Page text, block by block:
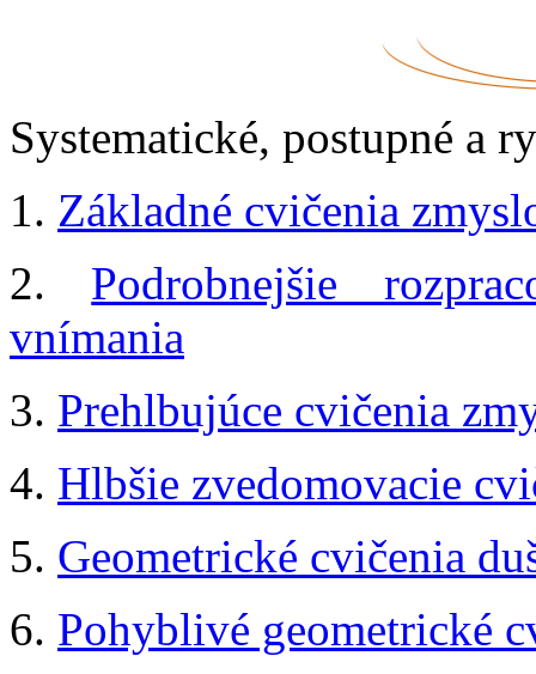
Systematické, postupné a
1. Základné cvičenia
2. Podrobnejšie
vnímania
3. Prehlbujúce cvičenia
4. Hlbšie zvedomovacie
5. Geometrické cvičenia
6. Pohyblivé geometrické